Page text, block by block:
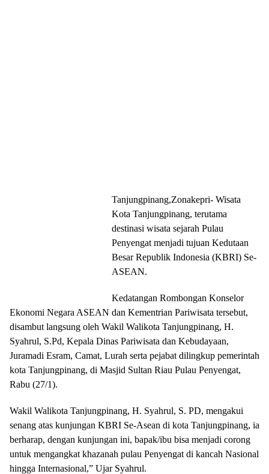
Tanjungpinang,Zonakepri- Wisata
Kota Tanjungpinang, terutama
destinasi wisata sejarah Pulau
Penyengat menjadi tujuan Kedutaan
Besar Republik Indonesia (KBRI) Se-
ASEAN.
Kedatangan Rombongan Konselor
Ekonomi Negara ASEAN dan Kementrian Pariwisata tersebut,
disambut langsung oleh Wakil Walikota Tanjungpinang, H.
Syahrul, S.Pd, Kepala Dinas Pariwisata dan Kebudayaan,
Juramadi Esram, Camat, Lurah serta pejabat dilingkup pemerintah
kota Tanjungpinang, di Masjid Sultan Riau Pulau Penyengat,
Rabu (27/1).
Wakil Walikota Tanjungpinang, H. Syahrul, S. PD, mengakui
senang atas kunjungan KBRI Se-Asean di kota Tanjungpinang, ia
berharap, dengan kunjungan ini, bapak/ibu bisa menjadi corong
untuk mengangkat khazanah pulau Penyengat di kancah Nasional
hingga Internasional,” Ujar Syahrul.